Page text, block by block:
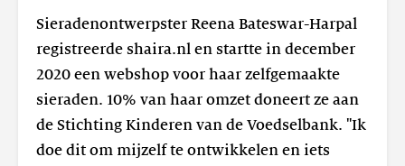
Sieradenontwerpster Reena Bateswar-Harpal
registreerde shaira.nl en startte in december
2020 een webshop voor haar zelfgemaakte
sieraden. 10% van haar omzet doneert ze aan
de Stichting Kinderen van de Voedselbank. "Ik
doe dit om mijzelf te ontwikkelen en iets